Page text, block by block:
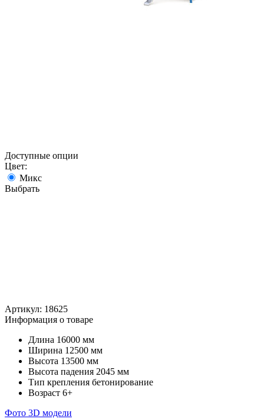
Доступные опции
Цвет:
Микс
Выбрать
Артикул: 18625
Информация о товаре
Длина 16000 мм
Ширина 12500 мм
Высота 13500 мм
Высота падения 2045 мм
Тип крепления бетонирование
Возраст 6+
Фото 3D модели